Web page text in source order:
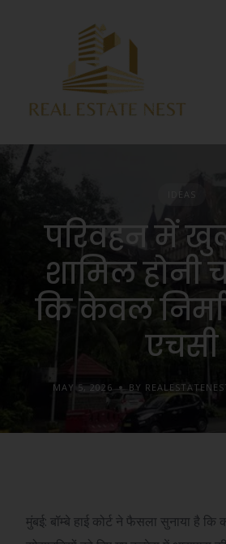
IDEAS
परिवहन में
शामिल होनी
कि केवल
एचसी
MAY 5, 2026 BY
मुंबई: बॉम्बे हाई कोर्ट ने फैसला सुनाया है कि